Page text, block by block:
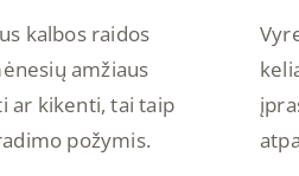
kalbos raidos
amžiaus
ar kikenti, tai taip
požymis.